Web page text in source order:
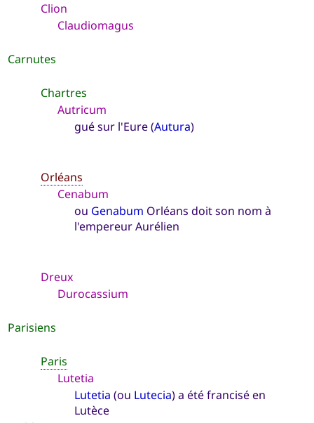
Clion
Claudiomagus
Carnutes
Chartres
Autricum
gué sur l'Eure (Autura)
Orléans
Cenabum
ou Genabum Orléans doit son nom à
l'empereur Aurélien
Dreux
Durocassium
Parisiens
Paris
Lutetia
Lutetia (ou Lutecia) a été francisé en
Lutèce